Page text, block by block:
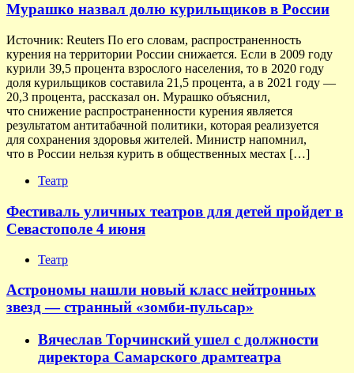
Мурашко назвал долю курильщиков в России
Источник: Reuters По его словам, распространенность
курения на территории России снижается. Если в 2009 году
курили 39,5 процента взрослого населения, то в 2020 году
доля курильщиков составила 21,5 процента, а в 2021 году —
20,3 процента, рассказал он. Мурашко объяснил,
что снижение распространенности курения является
результатом антитабачной политики, которая реализуется
для сохранения здоровья жителей. Министр напомнил,
что в России нельзя курить в общественных местах […]
Театр
Фестиваль уличных театров для детей пройдет в
Севастополе 4 июня
Театр
Астрономы нашли новый класс нейтронных
звезд — странный «зомби-пульсар»
Вячеслав Торчинский ушел с должности
директора Самарского драмтеатра